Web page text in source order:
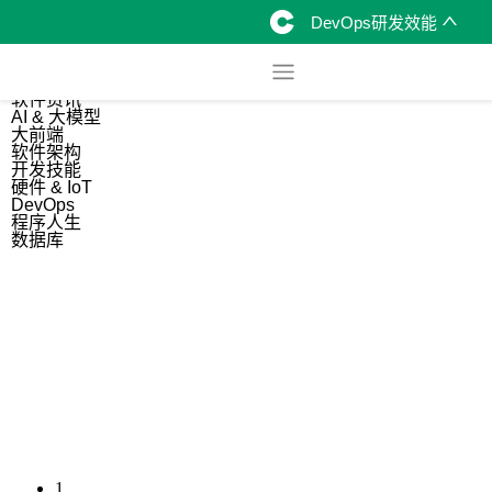
DevOps研发效能
软件资讯
AI & 大模型
大前端
软件架构
开发技能
硬件 & IoT
DevOps
程序人生
数据库
1